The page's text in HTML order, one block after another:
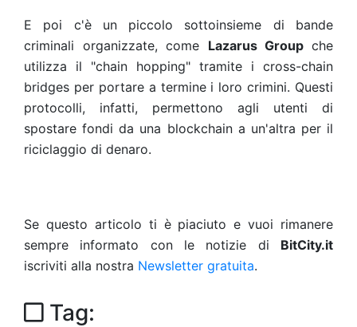
E poi c'è un piccolo sottoinsieme di bande
criminali organizzate, come Lazarus Groupche
utilizza il "chain hopping" tramite i cross-chain
bridges per portare a termine i loro crimini. Questi
protocolli, infatti, permettono agli utenti di
spostare fondi da una blockchain a un'altra per il
riciclaggio di denaro.
Se questo articolo ti è piaciuto e vuoi rimanere
sempre informato con le notizie di BitCity.it
iscriviti alla nostra Newsletter gratuita.
Tag: